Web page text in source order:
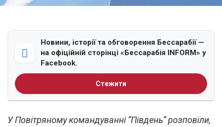
Новини, історії та обговорення Бессарабії —
на офіційній сторінці «Бессарабія INFORM» у
Facebook.
Стежити
У Повітряному командуванні “Південь” розповіли,